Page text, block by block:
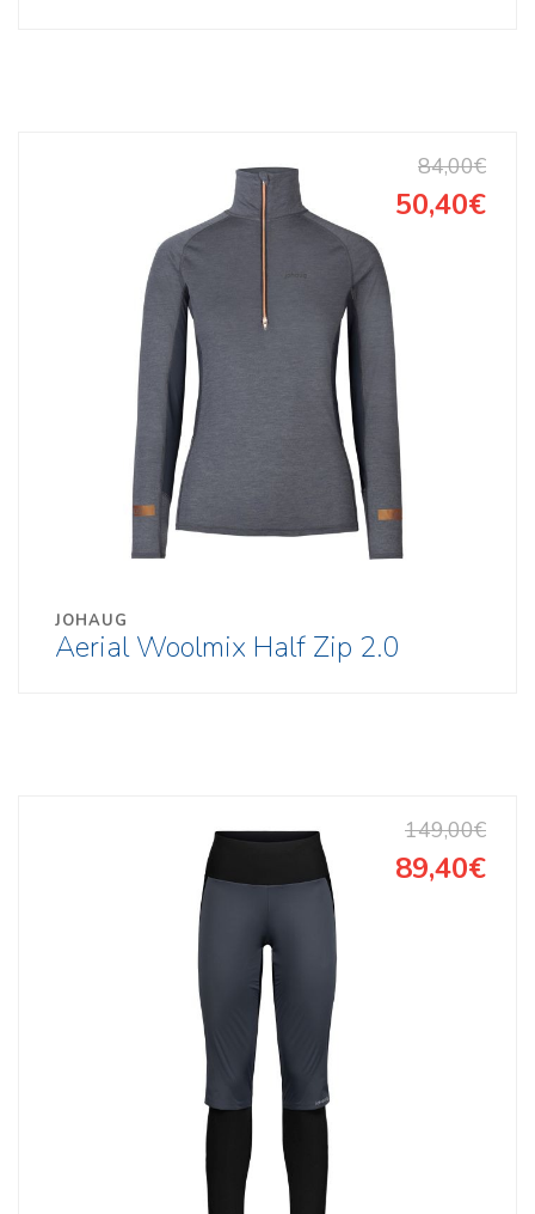
JOHAUG
Aerial Woolmix Half Zip 2.0
84,00€
50,40€
149,00€
89,40€